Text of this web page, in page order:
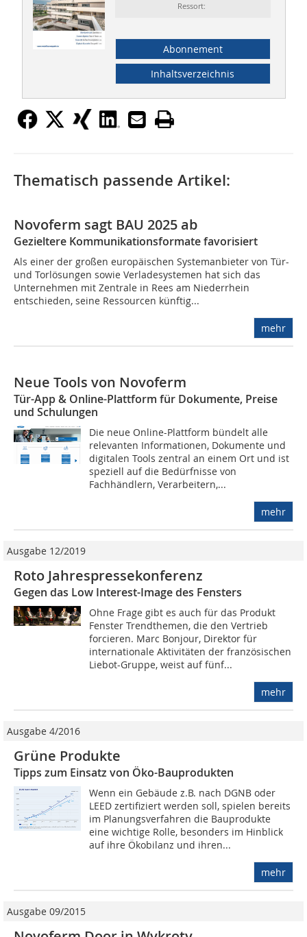
Ressort:
Abonnement
Inhaltsverzeichnis
Thematisch passende Artikel:
Novoferm sagt BAU 2025 ab
Gezieltere Kommunikationsformate favorisiert
Als einer der großen europäischen Systemanbieter von Tür-
und Torlösungen sowie Verladesystemen hat sich das
Unternehmen mit Zentrale in Rees am Niederrhein
entschieden, seine Ressourcen künftig...
mehr
Neue Tools von Novoferm
Tür-App & Online-Plattform für Dokumente, Preise
und Schulungen
Die neue Online-Plattform bündelt alle
relevanten Informationen, Dokumente und
digitalen Tools zentral an einem Ort und ist
speziell auf die Bedürfnisse von
Fachhändlern, Verarbeitern,...
mehr
Ausgabe 12/2019
Roto Jahrespressekonferenz
Gegen das Low Interest-Image des Fensters
Ohne Frage gibt es auch für das Produkt
Fenster Trendthemen, die den Vertrieb
forcieren. Marc Bonjour, Direktor für
internationale Aktivitäten der französischen
Liebot-Gruppe, weist auf fünf...
mehr
Ausgabe 4/2016
Grüne Produkte
Tipps zum Einsatz von Öko-Bauprodukten
Wenn ein Gebäude z.B. nach DGNB oder
LEED zertifiziert werden soll, spielen bereits
im Planungsverfahren die Bauprodukte
eine wichtige Rolle, besonders im Hinblick
auf ihre Ökobilanz und ihren...
mehr
Ausgabe 09/2015